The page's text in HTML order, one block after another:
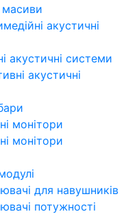
масиви
акустичні
акустичні системи
акустичні
монітори
монітори
для навушників
потужності